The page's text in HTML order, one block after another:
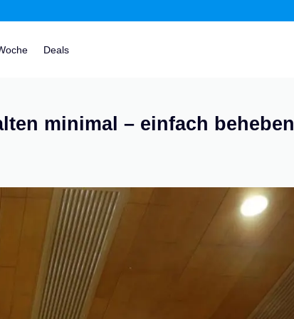
Deals
minimal – einfach beheben